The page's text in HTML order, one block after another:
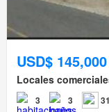
USD$ 145,000
Locales
3 3